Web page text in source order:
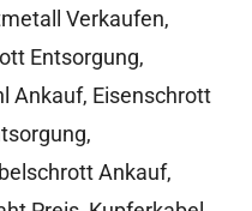
Verkaufen,
Entsorgung,
Ankauf, Eisenschrott
,
Ankauf,